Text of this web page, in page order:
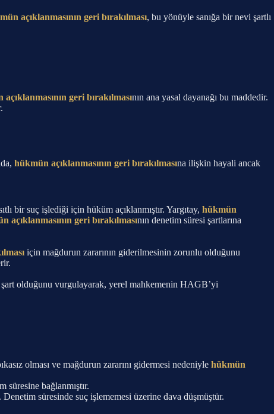
açıklanmasının geri bırakılması, bu yönüyle sanığa bir nevi şartlı
geri bırakılmasının ana yasal dayanağı bu maddedir.
hükmün açıklanmasının geri bırakılmasına ilişkin hayali ancak
bir suç işlediği için hüküm açıklanmıştır. Yargıtay, hükmün
açıklanmasının geri bırakılmasının denetim süresi şartlarına
için mağdurun zararının giderilmesinin zorunlu olduğunu
şart olduğunu vurgulayarak, yerel mahkemenin HAGB’yi
olması ve mağdurun zararını gidermesi nedeniyle hükmün
süresine bağlanmıştır.
süresinde suç işlememesi üzerine dava düşmüştür.